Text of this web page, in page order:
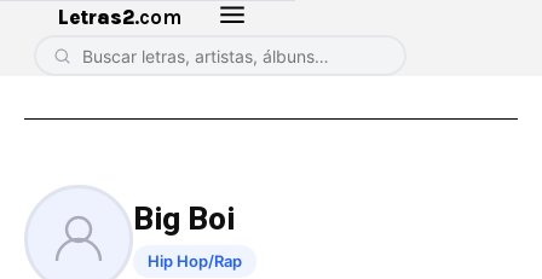
Letras2.com
Big Boi
Hip Hop/Rap